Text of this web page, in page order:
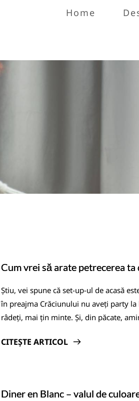
Home
Cum vrei să arate petrecerea ta
Știu, vei spune că set-up-ul de acasă
în preajma Crăciunului nu aveți party
râdeți, mai țin minte. Și, din păcate,
CITEȘTE ARTICOL
Diner en Blanc – valul de